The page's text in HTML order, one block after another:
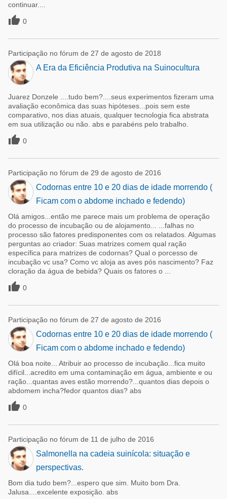
continuar....
 0
Participação no fórum de 27 de agosto de 2018
A Era da Eficiência Produtiva na Suinocultura
Juarez Donzele ....tudo bem?....seus experimentos fizeram uma
avaliação econômica das suas hipóteses...pois sem este
comparativo, nos dias atuais, qualquer tecnologia fica abstrata
em sua utilização ou não. abs e parabéns pelo trabalho.
 0
Participação no fórum de 29 de agosto de 2016
Codornas entre 10 e 20 dias de idade morrendo (
Ficam com o abdome inchado e fedendo)
Olá amigos...então me parece mais um problema de operação
do processo de incubação ou de alojamento... ...falhas no
processo são fatores predisponentes com os relatados. Algumas
perguntas ao criador: Suas matrizes comem qual ração
específica para matrizes de codornas? Qual o porcesso de
incubação vc usa? Como vc aloja as aves pós nascimento? Faz
cloração da água de bebida? Quais os fatores o ...
 0
Participação no fórum de 27 de agosto de 2016
Codornas entre 10 e 20 dias de idade morrendo (
Ficam com o abdome inchado e fedendo)
Olá boa noite... Atribuir ao processo de incubação...fica muito
difícil...acredito em uma contaminação em água, ambiente e ou
ração...quantas aves estão morrendo?...quantos dias depois o
abdomem incha?fedor quantos dias? abs
 0
Participação no fórum de 11 de julho de 2016
Salmonella na cadeia suinícola: situação e
perspectivas.
Bom dia tudo bem?...espero que sim. Muito bom Dra.
Jalusa....excelente exposição. abs